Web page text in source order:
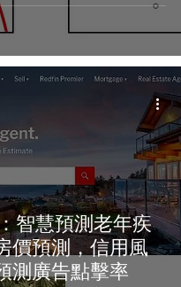
智慧預測老年疾
價預測，信用風
測廣告點擊率